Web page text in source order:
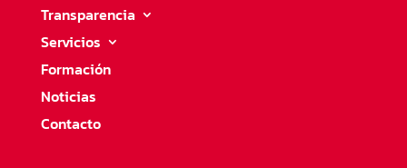
Transparencia
Servicios
Formación
Noticias
Contacto